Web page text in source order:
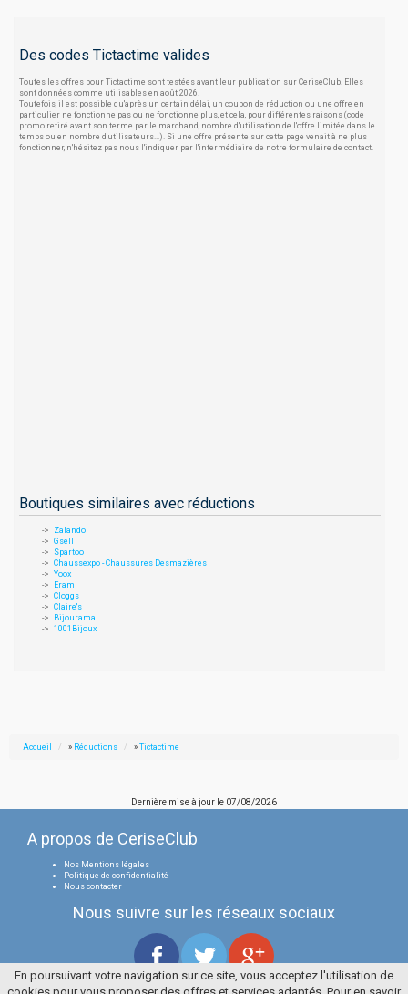
Des codes Tictactime valides
Toutes les offres pour Tictactime sont testées avant leur publication sur CeriseClub. Elles
sont données comme utilisables en août 2026.
Toutefois, il est possible qu'après un certain délai, un coupon de réduction ou une offre en
particulier ne fonctionne pas ou ne fonctionne plus, et cela, pour différentes raisons (code
promo retiré avant son terme par le marchand, nombre d'utilisation de l'offre limitée dans le
temps ou en nombre d'utilisateurs...). Si une offre présente sur cette page venait à ne plus
fonctionner, n'hésitez pas nous l'indiquer par l'intermédiaire de notre formulaire de contact.
Boutiques similaires avec réductions
Zalando
Gsell
Spartoo
Chaussexpo - Chaussures Desmazières
Yoox
Eram
Cloggs
Claire's
Bijourama
1001Bijoux
Accueil » Réductions » Tictactime
Dernière mise à jour le 07/08/2026
A propos de CeriseClub
Nos Mentions légales
Politique de confidentialité
Nous contacter
Nous suivre sur les réseaux sociaux
En poursuivant votre navigation sur ce site, vous acceptez l'utilisation de